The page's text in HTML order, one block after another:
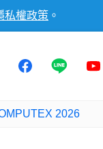
私權政策 。
2026